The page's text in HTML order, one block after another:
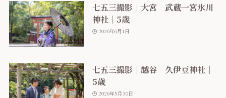
七五三撮影｜大宮 武蔵一宮氷川
神社｜5歳
2026年6月1日
七五三撮影｜越谷 久伊豆神社｜
5歳
2026年5月30日